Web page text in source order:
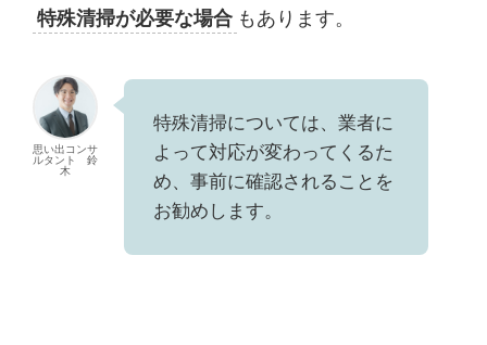
特殊清掃が必要な場合 もあります。
思い出コンサ
ルタント 鈴
木
特殊清掃については、業者に
よって対応が変わってくるた
め、事前に確認されることを
お勧めします。